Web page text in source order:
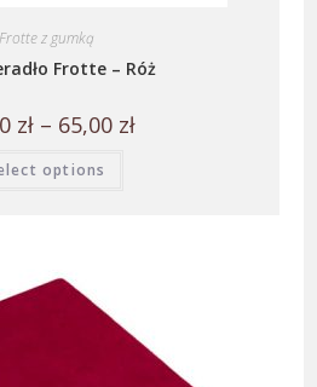
Frotte z gumką
Frotte – Róż
zł – 65,00 zł
options